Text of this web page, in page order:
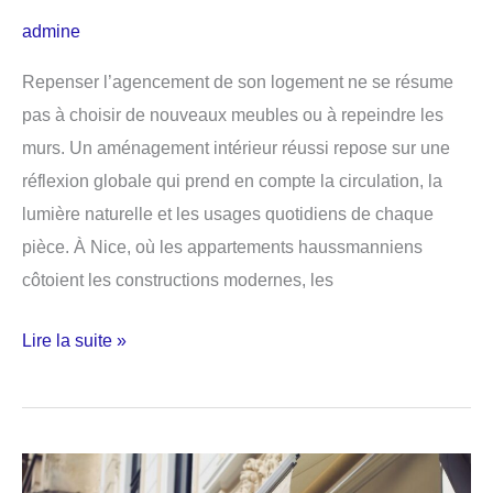
admine
Repenser l’agencement de son logement ne se résume
pas à choisir de nouveaux meubles ou à repeindre les
murs. Un aménagement intérieur réussi repose sur une
réflexion globale qui prend en compte la circulation, la
lumière naturelle et les usages quotidiens de chaque
pièce. À Nice, où les appartements haussmanniens
côtoient les constructions modernes, les
Comment
l’aménagement
de
Lire la suite »